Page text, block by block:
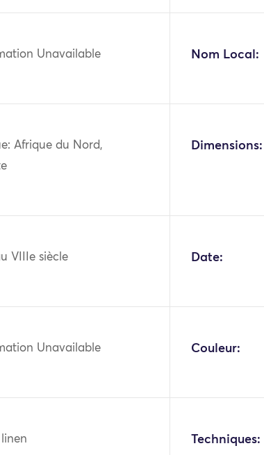
Unavailable Nom Local:
Afrique du Nord,
Dimensions:
VIIIe siècle Date:
Unavailable Couleur:
Techniques: